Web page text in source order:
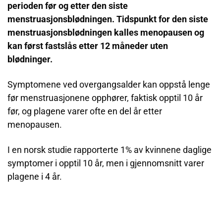
perioden før og etter den siste
menstruasjonsblødningen. Tidspunkt for den siste
menstruasjonsblødningen kalles menopausen og
kan først fastslås etter 12 måneder uten
blødninger.
Symptomene ved overgangsalder kan oppstå lenge
før menstruasjonene opphører, faktisk opptil 10 år
før, og plagene varer ofte en del år etter
menopausen.
I en norsk studie rapporterte 1% av kvinnene daglige
symptomer i opptil 10 år, men i gjennomsnitt varer
plagene i 4 år.